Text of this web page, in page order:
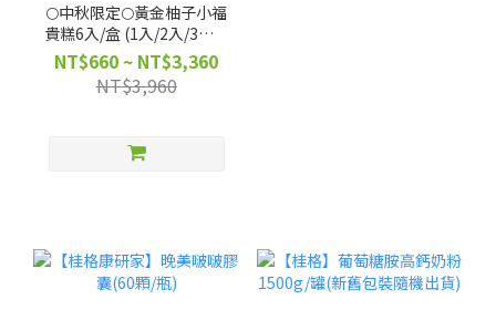
🌕中秋限定🌕黃金柚子小福
貴糕6入/盒 (1入/2入/3入/6
入)
NT$660 ~ NT$3,360
NT$3,960